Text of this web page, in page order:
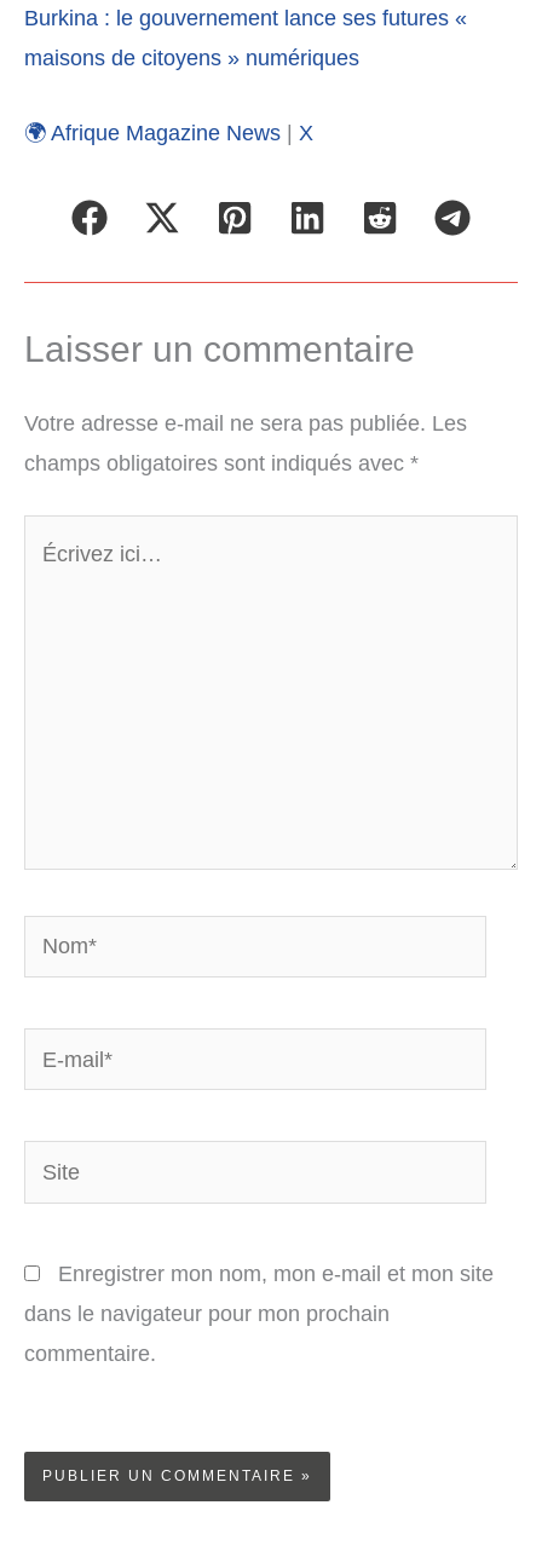
Burkina : le gouvernement lance ses futures «
maisons de citoyens » numériques
🌍 Afrique Magazine News | X
Laisser un commentaire
Votre adresse e-mail ne sera pas publiée. Les
champs obligatoires sont indiqués avec *
Nom*
E-
mail*
Site
Enregistrer mon nom, mon e-mail et mon site
dans le navigateur pour mon prochain
commentaire.